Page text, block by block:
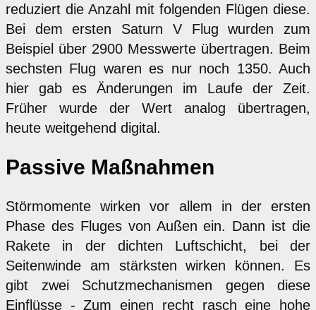
reduziert die Anzahl mit folgenden Flügen diese.
Bei dem ersten Saturn V Flug wurden zum
Beispiel über 2900 Messwerte übertragen. Beim
sechsten Flug waren es nur noch 1350. Auch
hier gab es Änderungen im Laufe der Zeit.
Früher wurde der Wert analog übertragen,
heute weitgehend digital.
Passive Maßnahmen
Störmomente wirken vor allem in der ersten
Phase des Fluges von Außen ein. Dann ist die
Rakete in der dichten Luftschicht, bei der
Seitenwinde am stärksten wirken können. Es
gibt zwei Schutzmechanismen gegen diese
Einflüsse - Zum einen recht rasch eine hohe